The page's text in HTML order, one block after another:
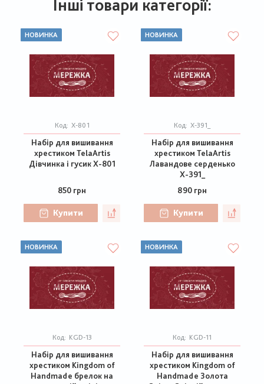
Інші товари категорії:
НОВИНКА
Код: Х-801
Набір для вишивання
хрестиком TelaArtis
Дівчинка і гусик Х-801
850 грн
Купити
НОВИНКА
Код: Х-391_
Набір для вишивання
хрестиком TelaArtis
Лавандове серденько
Х-391_
890 грн
Купити
НОВИНКА
Код: KGD-13
Набір для вишивання
хрестиком Kingdom of
Handmade брелок на
НОВИНКА
Код: KGD-11
Набір для вишивання
хрестиком Kingdom of
Handmade Золота